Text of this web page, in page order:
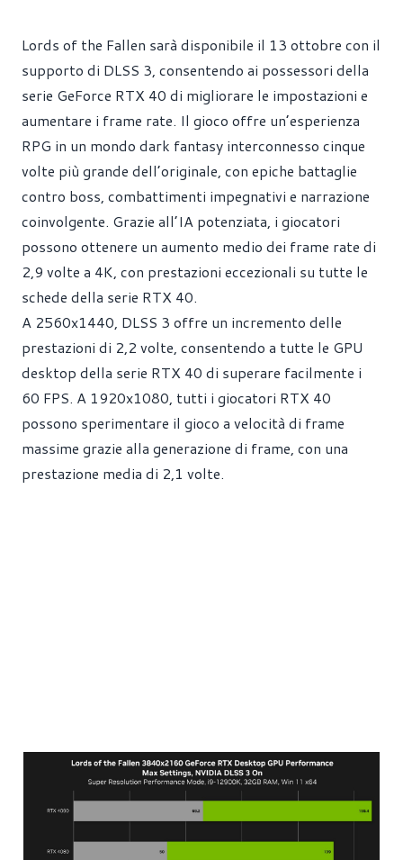
Lords of the Fallen sarà disponibile il 13 ottobre con il
supporto di DLSS 3, consentendo ai possessori della
serie GeForce RTX 40 di migliorare le impostazioni e
aumentare i frame rate. Il gioco offre un’esperienza
RPG in un mondo dark fantasy interconnesso cinque
volte più grande dell’originale, con epiche battaglie
contro boss, combattimenti impegnativi e narrazione
coinvolgente. Grazie all’IA potenziata, i giocatori
possono ottenere un aumento medio dei frame rate di
2,9 volte a 4K, con prestazioni eccezionali su tutte le
schede della serie RTX 40.
A 2560x1440, DLSS 3 offre un incremento delle
prestazioni di 2,2 volte, consentendo a tutte le GPU
desktop della serie RTX 40 di superare facilmente i
60 FPS. A 1920x1080, tutti i giocatori RTX 40
possono sperimentare il gioco a velocità di frame
massime grazie alla generazione di frame, con una
prestazione media di 2,1 volte.